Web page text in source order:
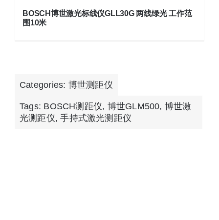
BOSCH博世激光标线仪GLL30G 两线绿光 工作范
围10米
Categories: 博世测距仪
Tags: BOSCH测距仪, 博世GLM500, 博世激
光测距仪,手持式激光测距仪